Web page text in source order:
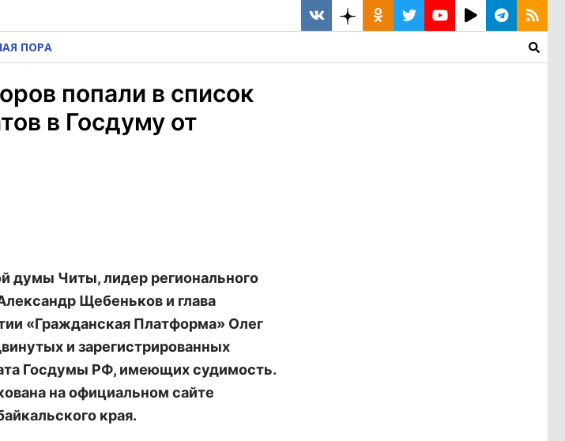
ПОРА
попали в список
в Госдуму от
думы Читы, лидер регионального
Щебеньков и глава
«Гражданская Платформа» Олег
и зарегистрированных
Госдумы РФ, имеющих судимость.
на официальном сайте
края.